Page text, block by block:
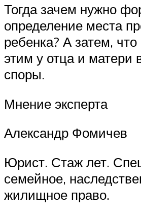
Тогда зачем нужно
определение места
ребенка? А затем, что
этим у отца и матери
споры.
Мнение эксперта
Александр Фомичев
Юрист. Стаж лет.
семейное,
жилищное право.